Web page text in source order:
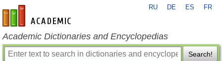
en-academic.com
RU DE ES FR
Academic Dictionaries and Encyclopedias
Search!